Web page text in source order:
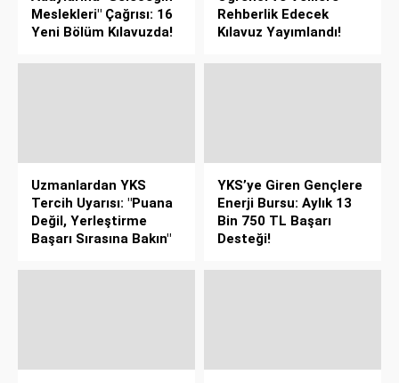
Meslekleri" Çağrısı: 16
Yeni Bölüm Kılavuzda!
Rehberlik Edecek
Kılavuz Yayımlandı!
Uzmanlardan YKS
Tercih Uyarısı: "Puana
Değil, Yerleştirme
Başarı Sırasına Bakın"
YKS’ye Giren Gençlere
Enerji Bursu: Aylık 13
Bin 750 TL Başarı
Desteği!